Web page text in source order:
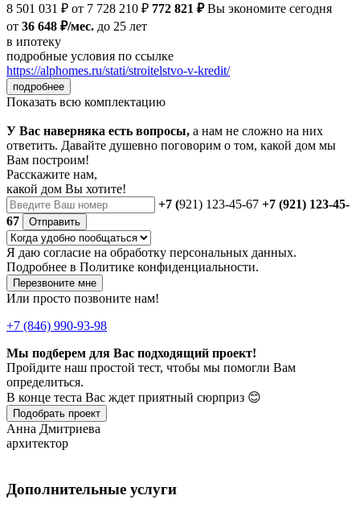
8 501 031 ₽ от 7 728 210 ₽ 772 821 ₽Вы экономите сегодня
от 36 648 ₽/мес. до 25 лет
в ипотеку
подробные условия по ссылке
https://alphomes.ru/stati/stroitelstvo-v-kredit/
подробнее
Показать всю комплектацию
У Вас наверняка есть вопросы, а нам не сложно на них
ответить. Давайте душевно поговорим о том, какой дом мы
Вам построим!
Расскажите нам,
какой дом Вы хотите!
+7 (921) 123-45-67 +7 (921) 123-45-
67
Отправить
Я даю согласие на обработку персональных данных.
Подробнее в Политике конфиденциальности.
Перезвоните мне
Или просто позвоните нам!
+7 (846) 990-93-98
Мы подберем для Вас подходящий проект!
Пройдите наш простой тест, чтобы мы помогли Вам
определиться.
В конце теста Вас ждет приятный сюрприз 😊
Подобрать проект
Анна Дмитриева
архитектор
Дополнительные услуги